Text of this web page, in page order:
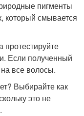
пигменты
который смывается
протестируйте
Если полученный
все волосы.
Выбирайте как
это не